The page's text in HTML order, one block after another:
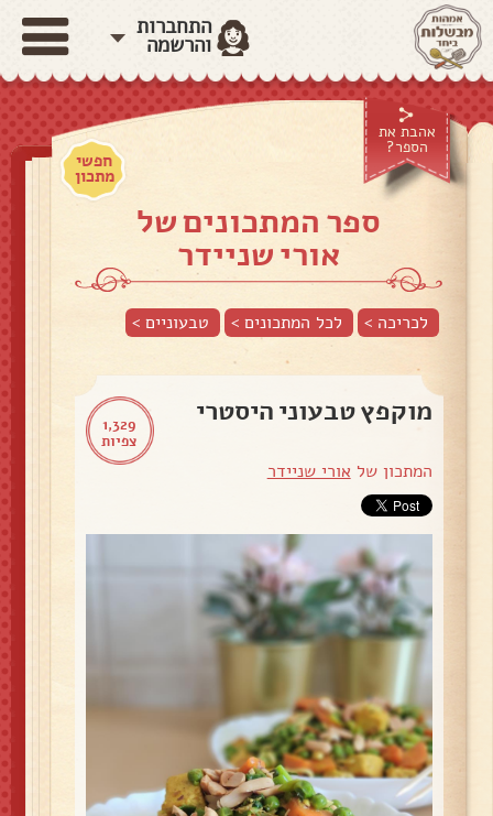
התחברות
והרשמה
אהבת את
הספר?
חפשי
מתכון
ספר המתכונים של
אורי שניידר
לכריכה > לכל המתכונים > טבעוניים>
1,329
צפיות
מוקפץ טבעוני היסטרי
המתכון של אורי שניידר